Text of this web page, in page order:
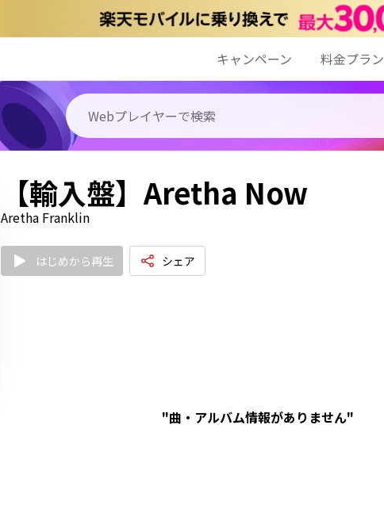
キャンペーン 料金プラン
【輸入盤】Aretha Now
Aretha Franklin
はじめから再生 シェア
"曲・アルバム情報がありません"